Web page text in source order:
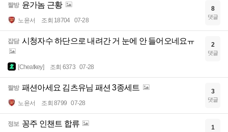
짤방 윤가놈 근황
노윤서 조회 18704 07-28
8
댓글
잡담 시청자수 하단으로 내려간 거 눈에 안 들어오네요ㅠ
[Cheatkey] 조회 6373 07-28
2
댓글
짤방 패션아세요 김츠유님 패션 3종세트
노윤서 조회 8799 07-28
3
댓글
정보 꽁주 인챈트 합류 1